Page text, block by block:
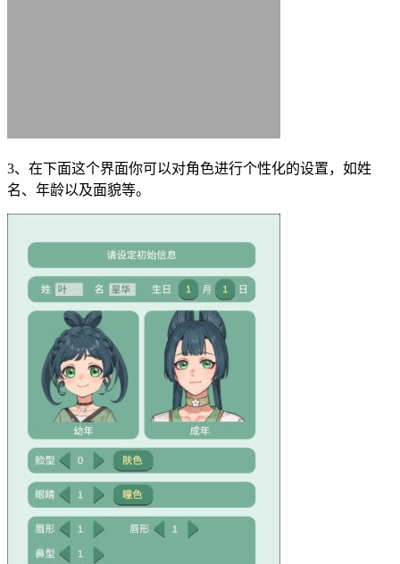
3、在下面这个界面你可以对角色进行个性化的设置，如姓
名、年龄以及面貌等。